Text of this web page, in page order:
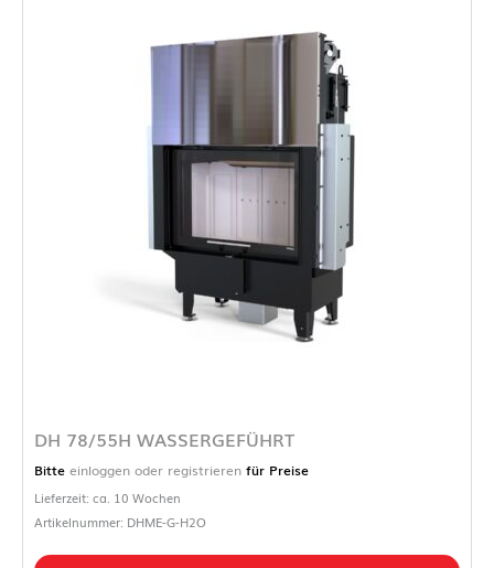
DH 78/55H WASSERGEFÜHRT
Bitte einloggen oder registrieren für Preise
Lieferzeit: ca. 10 Wochen
Artikelnummer: DHME-G-H2O